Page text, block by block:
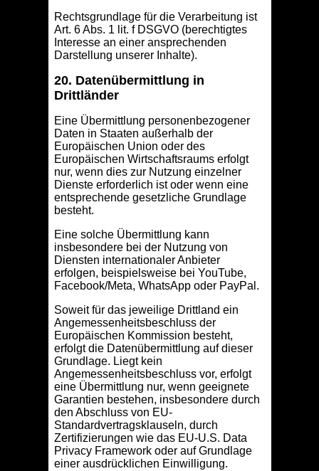
Rechtsgrundlage für die Verarbeitung ist
Art. 6 Abs. 1 lit. f DSGVO (berechtigtes
Interesse an einer ansprechenden
Darstellung unserer Inhalte).
20. Datenübermittlung in
Drittländer
Eine Übermittlung personenbezogener
Daten in Staaten außerhalb der
Europäischen Union oder des
Europäischen Wirtschaftsraums erfolgt
nur, wenn dies zur Nutzung einzelner
Dienste erforderlich ist oder wenn eine
entsprechende gesetzliche Grundlage
besteht.
Eine solche Übermittlung kann
insbesondere bei der Nutzung von
Diensten internationaler Anbieter
erfolgen, beispielsweise bei YouTube,
Facebook/Meta, WhatsApp oder PayPal.
Soweit für das jeweilige Drittland ein
Angemessenheitsbeschluss der
Europäischen Kommission besteht,
erfolgt die Datenübermittlung auf dieser
Grundlage. Liegt kein
Angemessenheitsbeschluss vor, erfolgt
eine Übermittlung nur, wenn geeignete
Garantien bestehen, insbesondere durch
den Abschluss von EU-
Standardvertragsklauseln, durch
Zertifizierungen wie das EU-U.S. Data
Privacy Framework oder auf Grundlage
einer ausdrücklichen Einwilligung.